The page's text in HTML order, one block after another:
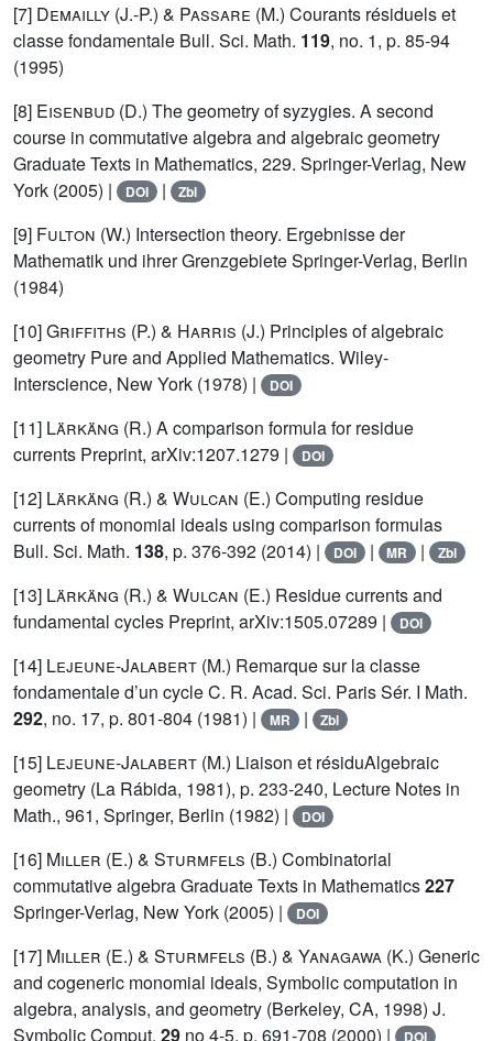
[7] Demailly (J.-P.) & Passare (M.) Courants résiduels et
classe fondamentale Bull. Sci. Math. 119, no. 1, p. 85-94
(1995)
[8] Eisenbud (D.) The geometry of syzygies. A second
course in commutative algebra and algebraic geometry
Graduate Texts in Mathematics, 229. Springer-Verlag, New
York (2005) |
DOI | Zbl
[9] Fulton (W.) Intersection theory. Ergebnisse der
Mathematik und ihrer Grenzgebiete Springer-Verlag, Berlin
(1984)
[10]Griffiths (P.) & Harris (J.) Principles of algebraic
geometry Pure and Applied Mathematics. Wiley-
Interscience, New York (1978) |
DOI
[11] Lärkäng (R.) A comparison formula for residue
currents Preprint, arXiv:1207.1279 |
DOI
[12] Lärkäng (R.) & Wulcan (E.) Computing residue
currents of monomial ideals using comparison formulas
Bull. Sci. Math. 138, p. 376-392 (2014) | DOI | MR | Zbl
[13] Lärkäng (R.) & Wulcan (E.) Residue currents and
fundamental cycles Preprint, arXiv:1505.07289 |
DOI
[14] Lejeune-Jalabert (M.) Remarque sur la classe
fondamentale d’un cycle C. R. Acad. Sci. Paris Sér. I Math.
292, no. 17, p. 801-804 (1981) | MR | Zbl
[15] Lejeune-Jalabert (M.) Liaison et résiduAlgebraic
geometry (La Rábida, 1981), p. 233-240, Lecture Notes in
Math., 961, Springer, Berlin (1982) |
DOI
[16] Miller (E.) & Sturmfels (B.) Combinatorial
commutative algebra Graduate Texts in Mathematics227
Springer-Verlag, New York (2005) |
DOI
[17] Miller (E.) & Sturmfels (B.) & Yanagawa (K.) Generic
and cogeneric monomial ideals, Symbolic computation in
algebra, analysis, and geometry (Berkeley, CA, 1998) J.
Symbolic Comput. 29 no 4-5, p. 691-708 (2000) | DOI